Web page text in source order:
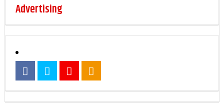
Advertising